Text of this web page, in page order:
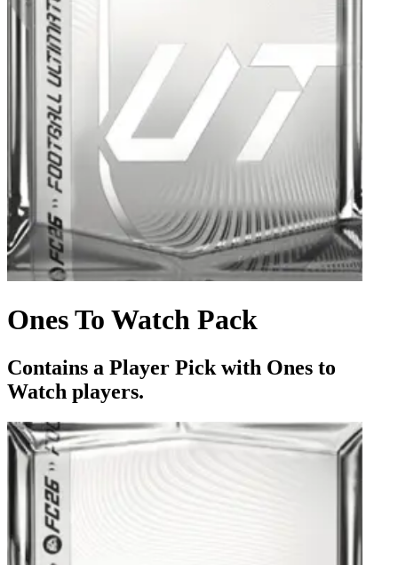
Ones To Watch Pack
Contains a Player Pick with Ones to
Watch players.